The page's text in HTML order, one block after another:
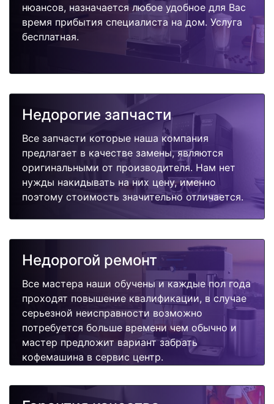
нюансов, назначается любое удобное для Вас
время прибытия специалиста на дом. Услуга
бесплатная.
Недорогие запчасти
Все запчасти которые наша компания
предлагает в качестве замены, являются
оригинальными от производителя. Нам нет
нужды накидывать на них цену, именно
поэтому стоимость значительно отличается.
Недорогой ремонт
Все мастера наши обучены и каждые пол года
проходят повышение квалификации, в случае
серьезной неисправности возможно
потребуется больше времени чем обычно и
мастер предложит вариант забрать
кофемашина в сервис центр.